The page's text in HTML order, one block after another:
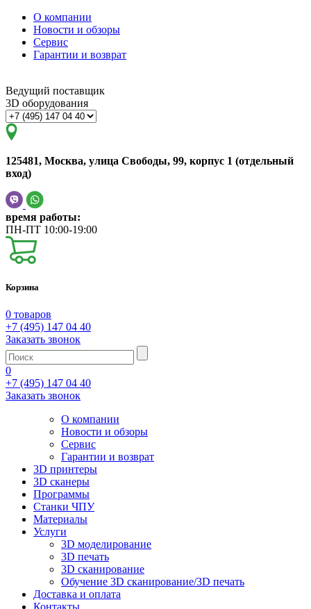
О компании
Новости и обзоры
Сервис
Гарантии и возврат
Ведущий поставщик
3D оборудования
125481, Москва, улица Свободы, 99, корпус 1 (отдельный
вход)
время работы:
ПН-ПТ 10:00-19:00
Корзина
0 товаров
+7 (495) 147 04 40
Заказать звонок
0
+7 (495) 147 04 40
Заказать звонок
О компании
Новости и обзоры
Сервис
Гарантии и возврат
3D принтеры
3D сканеры
Программы
Станки ЧПУ
Материалы
Услуги
3D моделирование
3D печать
3D сканирование
Обучение 3D сканирование/3D печать
Доставка и оплата